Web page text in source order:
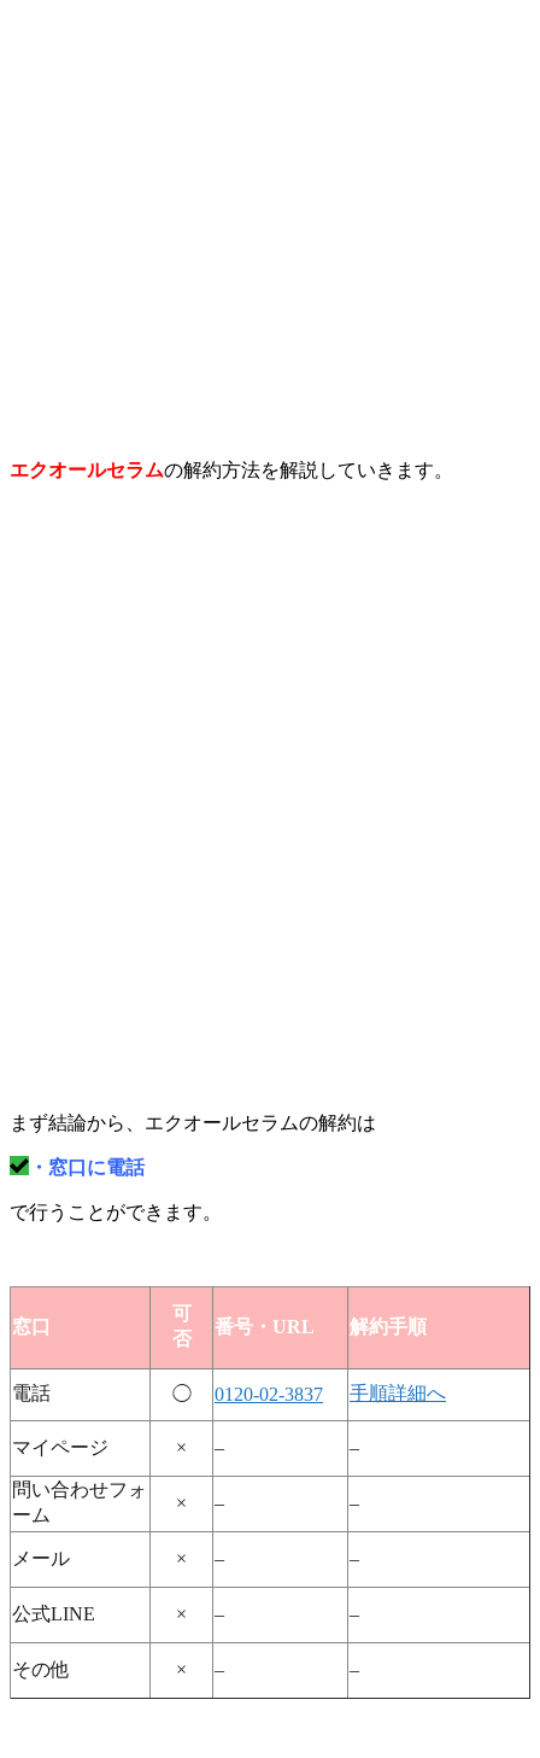
エクオールセラムの解約方法を解説していきます。
まず結論から、エクオールセラムの解約は
・窓口に電話
で行うことができます。
窓口
可
否
番号・URL 解約手順
電話 ◯ 0120-02-3837 手順詳細へ
マイページ × – –
問い合わせフォ
ーム
× – –
メール × – –
公式LINE × – –
その他 × – –